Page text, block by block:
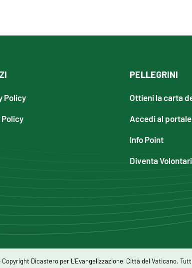
Policy
PELLEGRINI
Ottieni la carta
Accedi al
Info Point
Diventa
Dicastero per L'Evangelizzazione, Città del Vaticano.